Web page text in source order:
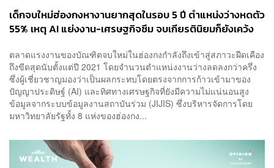
เด็กจบใหม่ฮ่องกงหางานยากสุดในรอบ 5 ปี ตำแหน่งว่างหดตัว
55% เหตุ AI แย่งงาน-เศรษฐกิจซึม จบเกียรตินิยมก็ยังเคว้ง
ตลาดแรงงานของบัณฑิตจบใหม่ในฮ่องกงกำลังถึงเข้าสู่สภาวะฝืดเคือง
ถึงขีดสุดนับตั้งแต่ปี 2021 โดยจำนวนตำแหน่งงานว่างลดลงกว่าครึ่ง
ซึ่งผู้เชี่ยวชาญมองว่าเป็นผลกระทบโดยตรงจากการก้าวเข้ามาของ
ปัญญาประดิษฐ์ (AI) และทิศทางเศรษฐกิจที่ยังมีความไม่แน่นอนสูง
ข้อมูลจากระบบข้อมูลงานสถาบันร่วม (JIJIS) ซึ่งบริหารจัดการโดย
มหาวิทยาลัยรัฐทั้ง 8 แห่งของฮ่องกง...